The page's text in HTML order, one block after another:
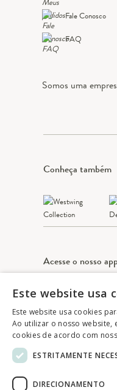
Fale Conosco
FAQ
Somos uma
Conheça também
Acesse o nosso
Apple
© 2025
WESTWING
CNPJ:
Este website usa
Este website usa cookies
Ao utilizar o nosso website,
cookies de acordo com
ESTRITAMENTE
DIRECIONAMENTO